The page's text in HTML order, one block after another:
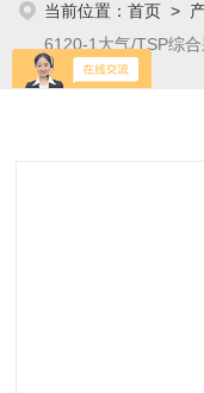
当前位置：首页 >
6120-1大气/TSP综